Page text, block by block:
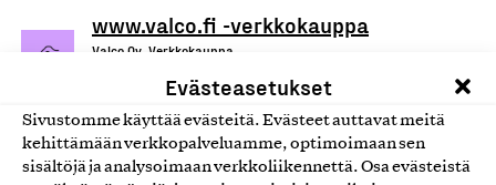
Evästeasetukset
Sivustomme käyttää evästeitä. Evästeet auttavat meitä
kehittämään verkkopalveluamme, optimoimaan sen
sisältöjä ja analysoimaan verkkoliikennettä. Osa evästeistä
www.valco.fi -verkkokauppa
Valco Oy, Verkkokauppa
Verkkokauppapalvelut